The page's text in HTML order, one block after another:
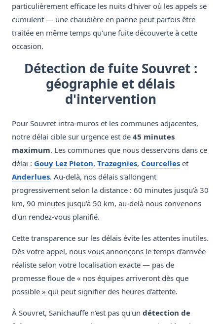
particulièrement efficace les nuits d'hiver où les appels se
cumulent — une chaudière en panne peut parfois être
traitée en même temps qu'une fuite découverte à cette
occasion.
Détection de fuite Souvret :
géographie et délais
d'intervention
Pour Souvret intra-muros et les communes adjacentes,
notre délai cible sur urgence est de 45 minutes
maximum. Les communes que nous desservons dans ce
délai : Gouy Lez Pieton, Trazegnies, Courcelles et
Anderlues. Au-delà, nos délais s'allongent
progressivement selon la distance : 60 minutes jusqu'à 30
km, 90 minutes jusqu'à 50 km, au-delà nous convenons
d'un rendez-vous planifié.
Cette transparence sur les délais évite les attentes inutiles.
Dès votre appel, nous vous annonçons le temps d'arrivée
réaliste selon votre localisation exacte — pas de
promesse floue de « nos équipes arriveront dès que
possible » qui peut signifier des heures d'attente.
À Souvret, Sanichauffe n'est pas qu'un détection de